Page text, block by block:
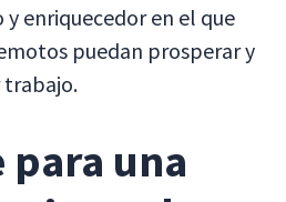
enriquecedor en el que
puedan prosperar y
trabajo.
para una